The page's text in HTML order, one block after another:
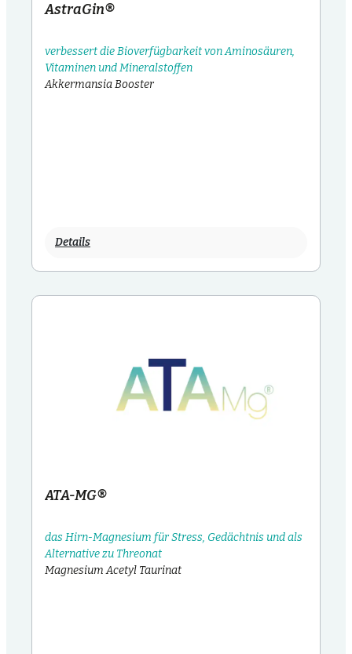
AstraGin®
verbessert die Bioverfügbarkeit von Aminosäuren,
Vitaminen und Mineralstoffen
Akkermansia Booster
Details
ATA-MG®
das Hirn-Magnesium für Stress, Gedächtnis und als
Alternative zu Threonat
Magnesium Acetyl Taurinat